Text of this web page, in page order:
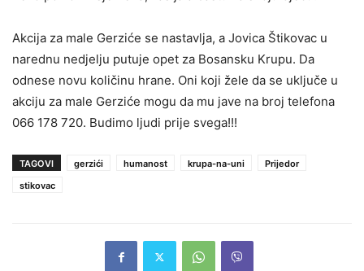
Akcija za male Gerziće se nastavlja, a Jovica Štikovac u
narednu nedjelju putuje opet za Bosansku Krupu. Da
odnese novu količinu hrane. Oni koji žele da se uključe u
akciju za male Gerziće mogu da mu jave na broj telefona
066 178 720. Budimo ljudi prije svega!!!
TAGOVI gerzići humanost krupa-na-uni
Prijedor
stikovac